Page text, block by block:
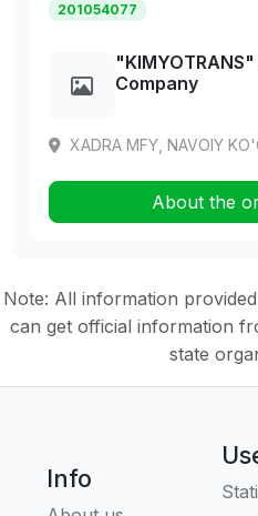
201054077
Company
XADRA MFY, NAVOIY
About the
Note: All information
can get official information
state
Info